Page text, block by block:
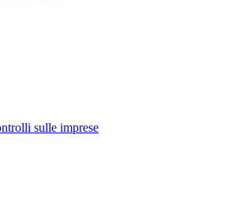
sulle imprese